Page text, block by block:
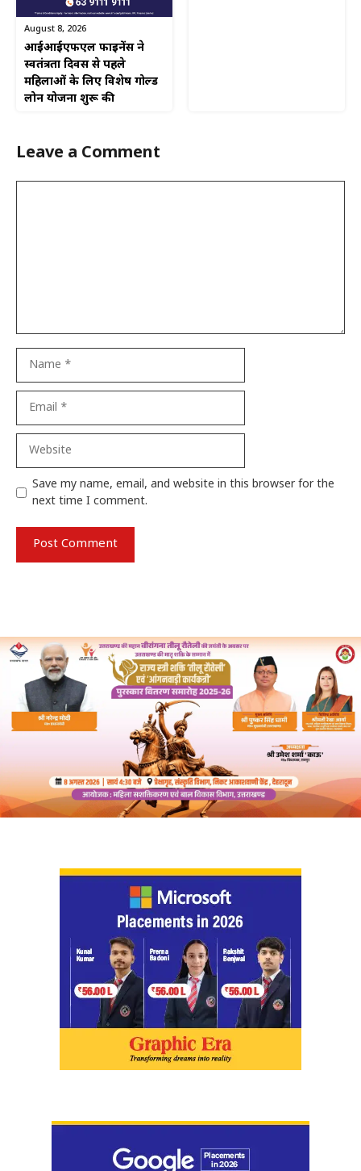
August 8, 2026
आईआईएफएल फाइनेंस ने
स्वतंत्रता दिवस से पहले
महिलाओं के लिए विशेष गोल्ड
लोन योजना शुरू की
Leave a Comment
Save my name, email, and website in this browser for the
next time I comment.